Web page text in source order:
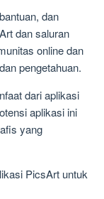
dan
dan saluran
online dan
pengetahuan.
dari aplikasi
aplikasi ini
yang
PicsArt untuk